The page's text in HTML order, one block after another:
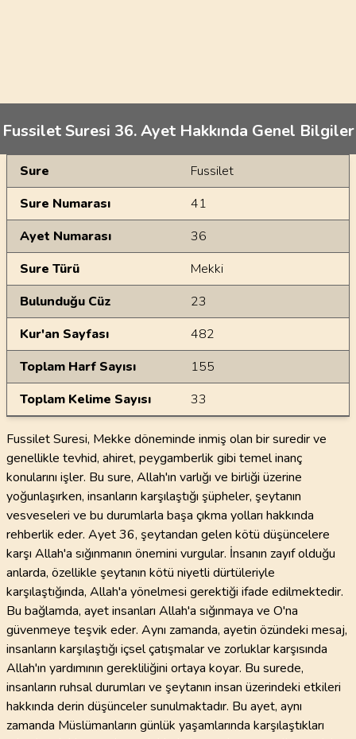
Fussilet Suresi 36. Ayet Hakkında Genel Bilgiler
Genel Bilgiler
Sure
Fussilet
Sure Numarası
41
Ayet Numarası
36
Sure Türü
Mekki
Bulunduğu Cüz
23
Kur'an Sayfası
482
Toplam Harf Sayısı
155
Toplam Kelime Sayısı
33
Fussilet Suresi, Mekke döneminde inmiş olan bir suredir ve
genellikle tevhid, ahiret, peygamberlik gibi temel inanç
konularını işler. Bu sure, Allah'ın varlığı ve birliği üzerine
yoğunlaşırken, insanların karşılaştığı şüpheler, şeytanın
vesveseleri ve bu durumlarla başa çıkma yolları hakkında
rehberlik eder. Ayet 36, şeytandan gelen kötü düşüncelere
karşı Allah'a sığınmanın önemini vurgular. İnsanın zayıf olduğu
anlarda, özellikle şeytanın kötü niyetli dürtüleriyle
karşılaştığında, Allah'a yönelmesi gerektiği ifade edilmektedir.
Bu bağlamda, ayet insanları Allah'a sığınmaya ve O'na
güvenmeye teşvik eder. Aynı zamanda, ayetin özündeki mesaj,
insanların karşılaştığı içsel çatışmalar ve zorluklar karşısında
Allah'ın yardımının gerekliliğini ortaya koyar. Bu surede,
insanların ruhsal durumları ve şeytanın insan üzerindeki etkileri
hakkında derin düşünceler sunulmaktadır. Bu ayet, aynı
zamanda Müslümanların günlük yaşamlarında karşılaştıkları